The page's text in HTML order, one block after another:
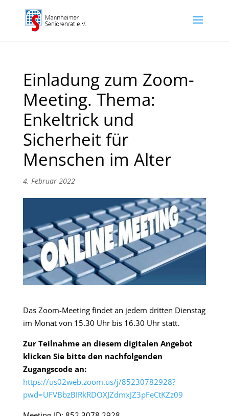
Einladung zum Zoom-
Meeting. Thema:
Enkeltrick und
Sicherheit für
Menschen im Alter
4. Februar 2022
Das Zoom-Meeting findet an jedem dritten Dienstag
im Monat von 15.30 Uhr bis 16.30 Uhr statt.
Zur Teilnahme an diesem digitalen Angebot
klicken Sie bitte den nachfolgenden
Zugangscode an:
https://us02web.zoom.us/j/85230782928?
pwd=UFVBbzBIRkRDOXJZdmxJZ3pFeCtKZz09